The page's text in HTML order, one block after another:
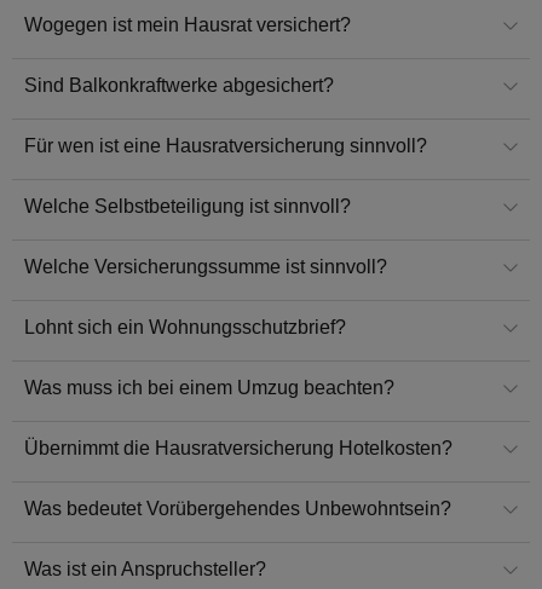
Wogegen ist mein Hausrat versichert?
Sind Balkonkraftwerke abgesichert?
Für wen ist eine Hausratversicherung sinnvoll?
Welche Selbstbeteiligung ist sinnvoll?
Welche Versicherungssumme ist sinnvoll?
Lohnt sich ein Wohnungsschutzbrief?
Was muss ich bei einem Umzug beachten?
Übernimmt die Hausratversicherung Hotelkosten?
Was bedeutet Vorübergehendes Unbewohntsein?
Was ist ein Anspruchsteller?